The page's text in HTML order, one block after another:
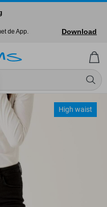
High waist
de App.
Download